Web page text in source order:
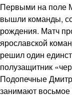
Первыми на поле
вышли команды,
рождения. Матч
ярославской
решил один
полузащитник
Подопечные
занимают восьмое